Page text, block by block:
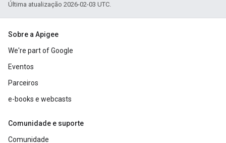
Última atualização 2026-02-03 UTC.
Sobre a Apigee
We're part of Google
Eventos
Parceiros
e-books e webcasts
Comunidade e suporte
Comunidade